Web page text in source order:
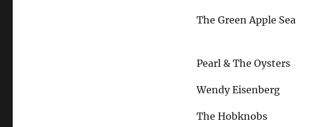
The Green Apple Sea
Pearl & The Oysters
Wendy Eisenberg
The Hobknobs